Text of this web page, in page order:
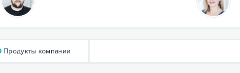
Продукты компании